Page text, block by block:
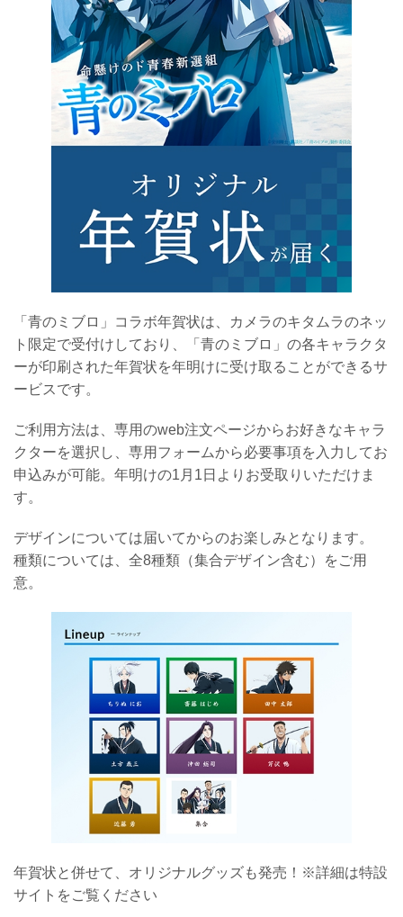
「青のミブロ」コラボ年賀状は、カメラのキタムラのネッ
ト限定で受付けしており、「青のミブロ」の各キャラクタ
ーが印刷された年賀状を年明けに受け取ることができるサ
ービスです。
ご利用方法は、専用のweb注文ページからお好きなキャラ
クターを選択し、専用フォームから必要事項を入力してお
申込みが可能。年明けの1月1日よりお受取りいただけま
す。
デザインについては届いてからのお楽しみとなります。
種類については、全8種類（集合デザイン含む）をご用
意。
年賀状と併せて、オリジナルグッズも発売！※詳細は特設
サイトをご覧ください